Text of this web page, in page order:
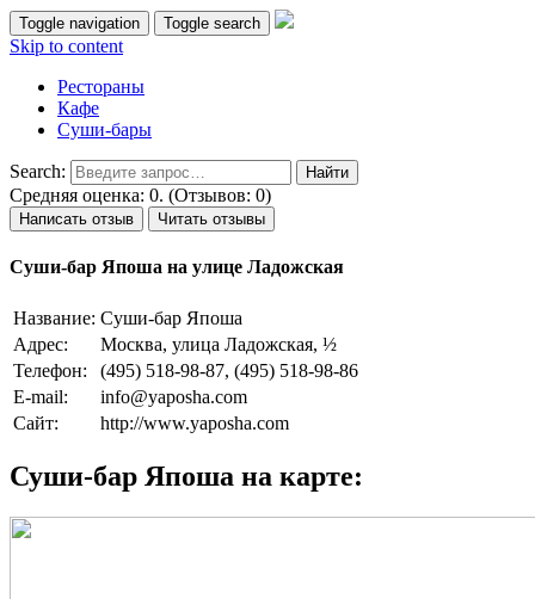
Toggle navigation Toggle search
Skip to content
Рестораны
Кафе
Суши-бары
Search:
Средняя оценка: 0. (Отзывов: 0)
Написать отзыв Читать отзывы
Суши-бар Япоша на улице Ладожская
Название: Суши-бар Япоша
Адрес:
Москва, улица Ладожская, ½
Телефон:
(495) 518-98-87, (495) 518-98-86
E-mail:
info@yaposha.com
Сайт:
http://www.yaposha.com
Суши-бар Япоша на карте: